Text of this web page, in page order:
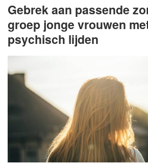
Gebrek aan passende
groep jonge vrouwen
psychisch lijden